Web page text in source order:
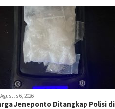
Agustus 6, 2026
Jeneponto Ditangkap Polisi di